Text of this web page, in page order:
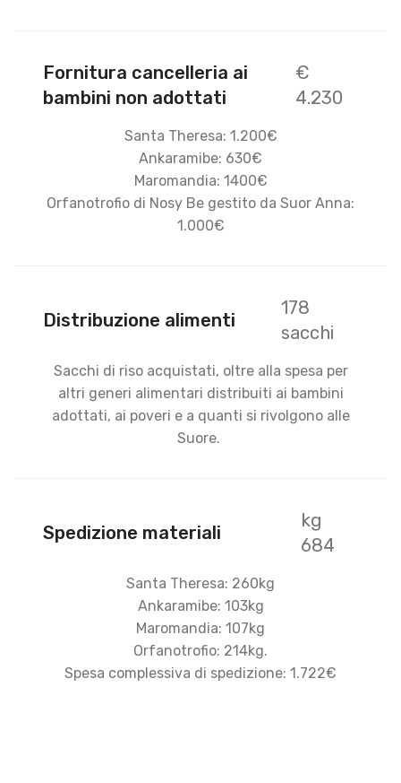
Fornitura cancelleria ai
bambini non adottati
€
4.230
Santa Theresa: 1.200€
Ankaramibe: 630€
Maromandia: 1400€
Orfanotrofio di Nosy Be gestito da Suor Anna:
1.000€
Distribuzione alimenti
178
sacchi
Sacchi di riso acquistati, oltre alla spesa per
altri generi alimentari distribuiti ai bambini
adottati, ai poveri e a quanti si rivolgono alle
Suore.
Spedizione materiali
kg
684
Santa Theresa: 260kg
Ankaramibe: 103kg
Maromandia: 107kg
Orfanotrofio: 214kg.
Spesa complessiva di spedizione: 1.722€